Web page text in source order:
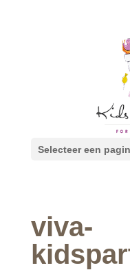
Selecteer een
viva-